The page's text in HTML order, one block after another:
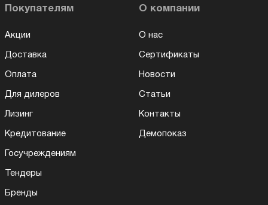
Покупателям
Акции
Доставка
Оплата
Для дилеров
Лизинг
Кредитование
Госучреждениям
Тендеры
Бренды
О компании
О нас
Сертификаты
Новости
Статьи
Контакты
Демопоказ